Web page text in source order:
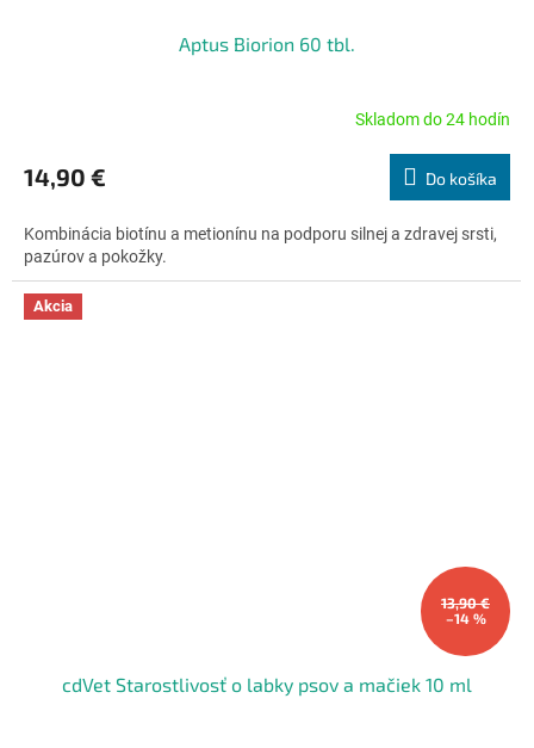
Aptus Biorion 60 tbl.
produktu
je
z
5
hviezdičiek.
Skladom do 24 hodín
14,90 € Do košíka
Kombinácia biotínu a metionínu na podporu silnej a zdravej srsti,
pazúrov a pokožky.
Akcia
13,90 €
–14 %
cdVet Starostlivosť o labky psov a mačiek 10 ml